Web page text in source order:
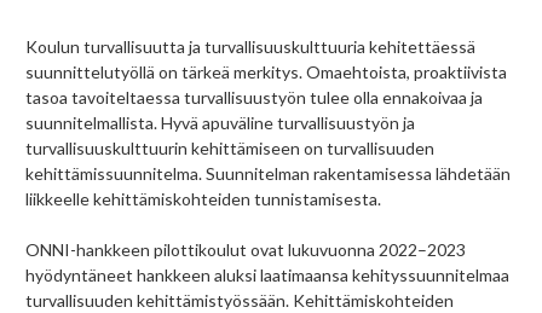
Koulun turvallisuutta ja turvallisuuskulttuuria kehitettäessä
suunnittelutyöllä on tärkeä merkitys. Omaehtoista, proaktiivista
tasoa tavoiteltaessa turvallisuustyön tulee olla ennakoivaa ja
suunnitelmallista. Hyvä apuväline turvallisuustyön ja
turvallisuuskulttuurin kehittämiseen on turvallisuuden
kehittämissuunnitelma. Suunnitelman rakentamisessa lähdetään
liikkeelle kehittämiskohteiden tunnistamisesta.
ONNI-hankkeen pilottikoulut ovat lukuvuonna 2022–2023
hyödyntäneet hankkeen aluksi laatimaansa kehityssuunnitelmaa
turvallisuuden kehittämistyössään. Kehittämiskohteiden